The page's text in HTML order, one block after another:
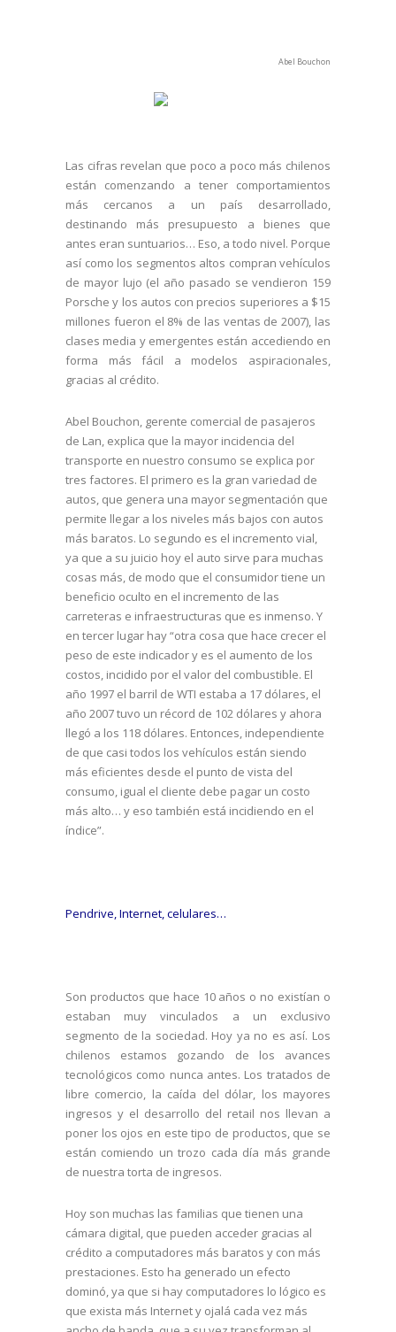
Abel Bouchon
Las cifras revelan que poco a poco más chilenos
están comenzando a tener comportamientos
más cercanos a un país desarrollado,
destinando más presupuesto a bienes que
antes eran suntuarios… Eso, a todo nivel. Porque
así como los segmentos altos compran vehículos
de mayor lujo (el año pasado se vendieron 159
Porsche y los autos con precios superiores a $15
millones fueron el 8% de las ventas de 2007), las
clases media y emergentes están accediendo en
forma más fácil a modelos aspiracionales,
gracias al crédito.
Abel Bouchon, gerente comercial de pasajeros
de Lan, explica que la mayor incidencia del
transporte en nuestro consumo se explica por
tres factores. El primero es la gran variedad de
autos, que genera una mayor segmentación que
permite llegar a los niveles más bajos con autos
más baratos. Lo segundo es el incremento vial,
ya que a su juicio hoy el auto sirve para muchas
cosas más, de modo que el consumidor tiene un
beneficio oculto en el incremento de las
carreteras e infraestructuras que es inmenso. Y
en tercer lugar hay “otra cosa que hace crecer el
peso de este indicador y es el aumento de los
costos, incidido por el valor del combustible. El
año 1997 el barril de WTI estaba a 17 dólares, el
año 2007 tuvo un récord de 102 dólares y ahora
llegó a los 118 dólares. Entonces, independiente
de que casi todos los vehículos están siendo
más eficientes desde el punto de vista del
consumo, igual el cliente debe pagar un costo
más alto… y eso también está incidiendo en el
índice”.
Pendrive, Internet, celulares…
Son productos que hace 10 años o no existían o
estaban muy vinculados a un exclusivo
segmento de la sociedad. Hoy ya no es así. Los
chilenos estamos gozando de los avances
tecnológicos como nunca antes. Los tratados de
libre comercio, la caída del dólar, los mayores
ingresos y el desarrollo del retail nos llevan a
poner los ojos en este tipo de productos, que se
están comiendo un trozo cada día más grande
de nuestra torta de ingresos.
Hoy son muchas las familias que tienen una
cámara digital, que pueden acceder gracias al
crédito a computadores más baratos y con más
prestaciones. Esto ha generado un efecto
dominó, ya que si hay computadores lo lógico es
que exista más Internet y ojalá cada vez más